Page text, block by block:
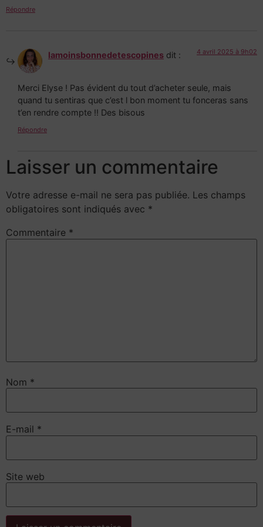
Répondre
lamoinsbonnedetescopines dit : 4 avril 2025 à 9h02
Merci Elyse ! Pas évident du tout d’acheter seule, mais
quand tu sentiras que c’est l bon moment tu fonceras sans
t’en rendre compte !! Des bisous
Répondre
Laisser un commentaire
Votre adresse e-mail ne sera pas publiée. Les champs
obligatoires sont indiqués avec *
Commentaire *
Nom *
E-mail *
Site web